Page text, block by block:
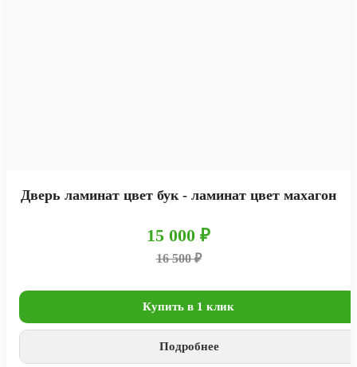
Дверь ламинат цвет бук - ламинат цвет махагон
15 000 ₽
16 500 ₽
Купить в 1 клик
Подробнее